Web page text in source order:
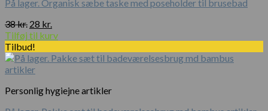
På lager. Organisk sæbe taske med poseholder til brusebad
38kr. Den
oprindelige
pris
var:
38 kr..
28 kr.
aktuelle
er:
Tilføj til kurv
Tilbud!
Personlig hygiejne artikler